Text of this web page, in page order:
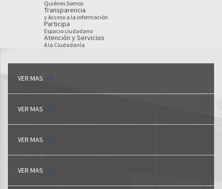
Quiénes Somos
Transparencia
y Acceso a la información
Participa
Espacio ciudadano
Atención y Servicios
A la Ciudadanía
VER MAS
VER MAS
VER MAS
VER MAS